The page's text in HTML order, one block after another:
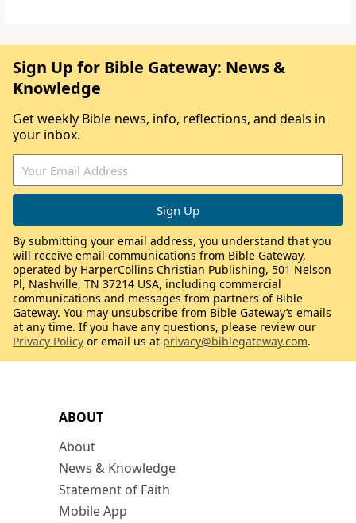
ABOUT
About
News & Knowledge
Statement of Faith
Mobile App
Sign Up for Bible Gateway: News &
Knowledge
Get weekly Bible news, info, reflections, and deals in
your inbox.
By submitting your email address, you understand that you
will receive email communications from Bible Gateway,
operated by HarperCollins Christian Publishing, 501 Nelson
Pl, Nashville, TN 37214 USA, including commercial
communications and messages from partners of Bible
Gateway. You may unsubscribe from Bible Gateway’s emails
at any time. If you have any questions, please review our
Privacy Policy or email us at privacy@biblegateway.com.